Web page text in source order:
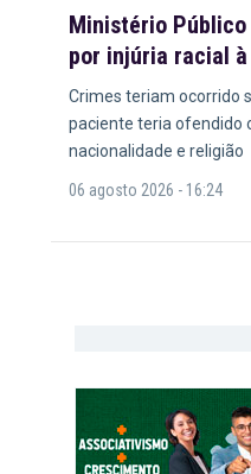
Ministério
por injúria racial
Crimes teriam ocorrido
paciente teria ofendido
nacionalidade e religião
06 agosto 2026 - 16:24